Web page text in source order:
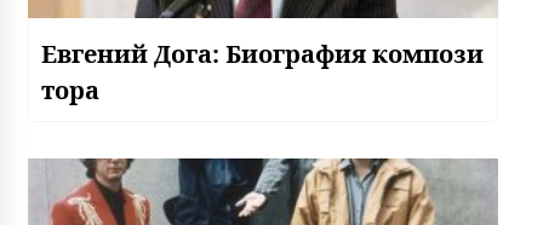
Евгений Дога: Биография компози
тора